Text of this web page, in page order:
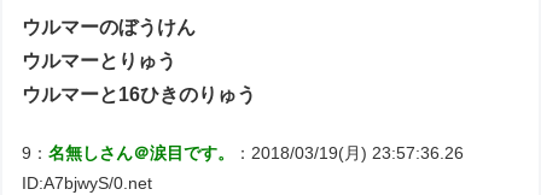
ウルマーのぼうけん
ウルマーとりゅう
ウルマーと16ひきのりゅう
9：名無しさん＠涙目です。
：2018/03/19(月) 23:57:36.26
ID:A7bjwyS/0.net